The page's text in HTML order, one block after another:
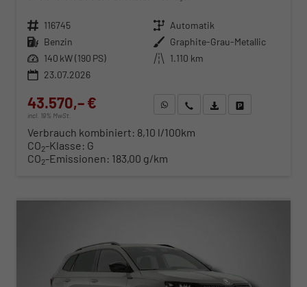
Fahrzeugnr. 116745 Getriebe Automatik
Kraftstoff Benzin Außenfarbe Graphite-Grau-Metallic
Leistung 140 kW (190 PS) Kilometerstand 1.110 km
23.07.2026
43.570,– €
incl. 19% MwSt.
WhatsApp anfragen
Wir rufen Sie anFahrzeugexposé (PDF)
Verbrauch kombiniert: 8,10 l/100km
CO2-Klasse: G
CO2-Emissionen: 183,00 g/km